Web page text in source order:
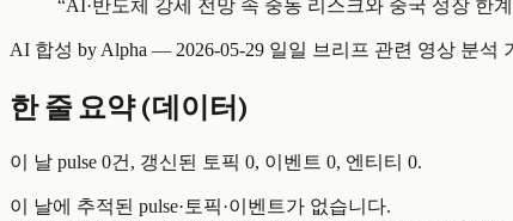
“AI·반도체 강세 전망 속 중동 리스크와 중국 성장 한
AI 합성 by Alpha — 2026-05-29 일일 브리프 관련 영상 분석
한 줄 요약 (데이터)
이 날 pulse 0건, 갱신된 토픽 0, 이벤트 0, 엔티티 0.
이 날에 추적된 pulse·토픽·이벤트가 없습니다.